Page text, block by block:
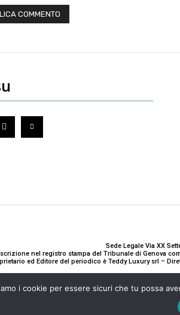
Sede Legale Via XX
nel registro stampa del Tribunale di Genova
ed Editore del periodico è Teddy Luxury srl –
i cookie per essere sicuri che tu possa